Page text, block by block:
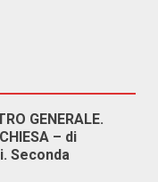
GENERALE.
– di
Seconda